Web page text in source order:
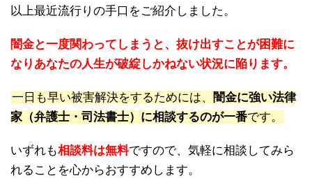
以上最近流行りの手口をご紹介しました。
闇金と一度関わってしまうと、抜け出すことが困難に
なりあなたの人生が破綻しかねない状況に陥ります。
一日も早い被害解決をするためには、
闇金に強い法律
家（弁護士・司法書士）に相談するのが一番です。
いずれも相談料は無料ですので、気軽に相談してみら
れることを心からおすすめします。